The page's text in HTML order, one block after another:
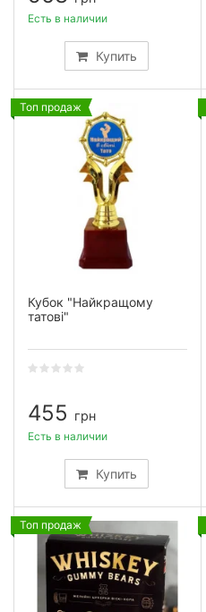
Купить
Есть в наличии
Топ продаж
Кубок "Найкращому
татові"
455 грн
Купить
Есть в наличии
Топ продаж